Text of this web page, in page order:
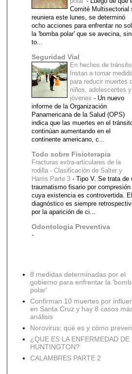
Comité Multisectorial
reuniera este lunes, se determinó
ocho acciones para enfrentar no
la 'bomba polar' que se avecina,
to...
Seguridad Vial
En hechos de tránsito
Instan a tomar
para reducir muertes
niños, adolescentes y
jóvenes - Un nuevo
informe de la Organización
Panamericana de la Salud (OPS)
indica que las muertes en el
continúan aumentando en el
continente americano, c...
Todo sobre Fisioterapia
Fracturas extra-articulares de la
rodilla - Clasificación de Salter y
Harris Parte 3 - Tipo V. Se trata de
traumatismo fisario por compresión
cuya existencia es controvertida. El
diagnóstico es siempre
por la aparición de ci...
Odontologia Preventiva
-
8 medidas determinadas por el
gobierno para enfrentar la
polar'
Confirman 10 muertes por
en Santa Cruz y hay 8 casos
análisis
Norovirus: qué es y cómo
¿QUE ES LA ENFERMEDAD DE
HUNTINGTON?
CALAMBRES PARTE 2